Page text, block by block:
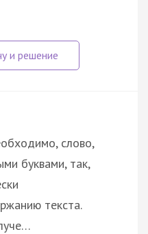
слово,
буквами, так,
текста.